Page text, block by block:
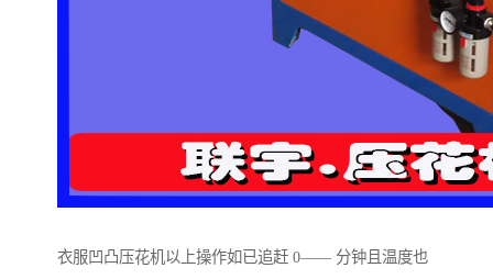
衣服凹凸压花机以上操作如已追赶 0—— 分钟且温度也